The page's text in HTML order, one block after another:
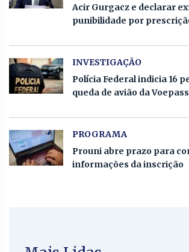
Acir Gurgacz e declarar
punibilidade por
INVESTIGAÇÃO
Polícia Federal indicia 16
queda de avião da Voepass
PROGRAMA
Prouni abre prazo para
informações da inscrição